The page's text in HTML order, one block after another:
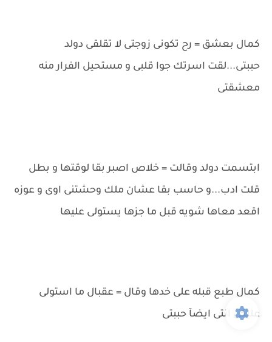
كمال بعشق = رح تكونى زوجتى لا تقلقى دولد
حببتى...لقت اسرتك جوا قلبى و مستحيل الفرار منه
معشقتى
ابتسمت دولد وقالت = خلاص اصبر بقا لوقتها و بطل
قلت ادب...و حاسب بقا عشان ملك وحشتنى اوى و عوزه
اقعد معاها شويه قبل ما جزها يستولى عليها
كمال طبع قبله على خدها وقال = عقبال ما استولى
عليكى انتى ايضآ حببتى